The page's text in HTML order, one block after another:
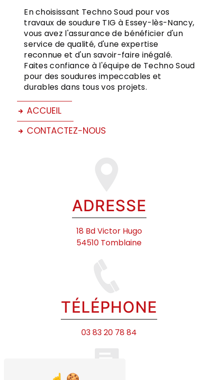
En choisissant Techno Soud pour vos
travaux de soudure TIG à Essey-lès-Nancy,
vous avez l'assurance de bénéficier d'un
service de qualité, d'une expertise
reconnue et d'un savoir-faire inégalé.
Faites confiance à l'équipe de Techno Soud
pour des soudures impeccables et
durables dans tous vos projets.
ACCUEIL
CONTACTEZ-NOUS
ADRESSE
18 Bd Victor Hugo
54510 Tomblaine
TÉLÉPHONE
03 83 20 78 84